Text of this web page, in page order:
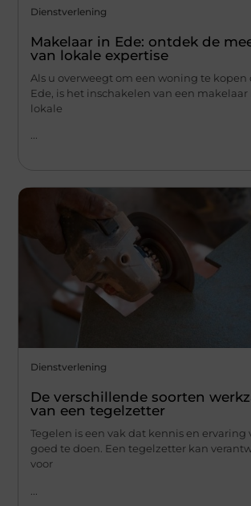
Dienstverlening
Makelaar in Ede: ontdek de
van lokale expertise
Als u overweegt om een woning te kopen
Ede, is het inschakelen van een
lokale
...
Dienstverlening
De verschillende soorten
van een tegelzetter
Tegelen is een vak dat kennis en ervaring
goed te doen. Een tegelzetter kan
voor